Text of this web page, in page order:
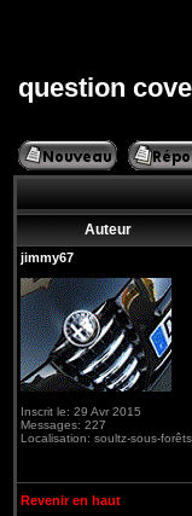
question
Auteur
jimmy67
Inscrit le: 29 Avr 2015
Messages: 227
Localisation: soultz-sous-forêts
Revenir en haut